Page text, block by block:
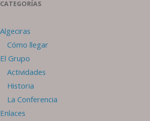
CATEGORÍAS
Algeciras
Cómo llegar
El Grupo
Actividades
Historia
La Conferencia
Enlaces